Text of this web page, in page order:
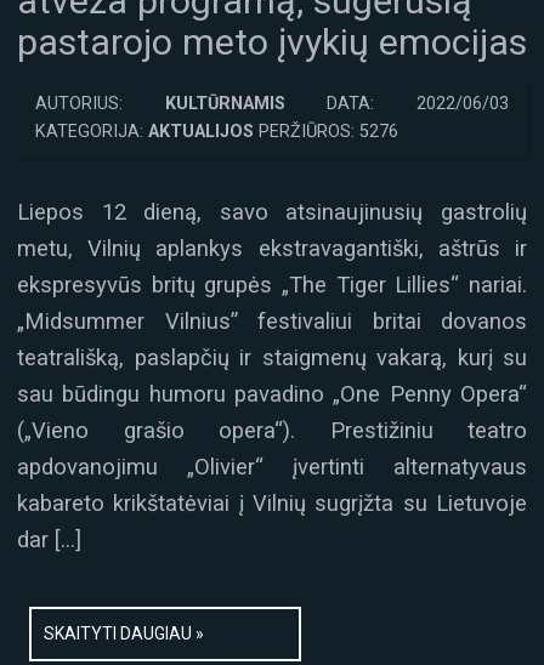
pastarojo meto įvykių emocijas
AUTORIUS: KULTŪRNAMIS DATA: 2022/06/03
KATEGORIJA: AKTUALIJOS PERŽIŪROS: 5276
Liepos 12 dieną, savo atsinaujinusių gastrolių
metu, Vilnių aplankys ekstravagantiški, aštrūs ir
ekspresyvūs britų grupės „The Tiger Lillies“ nariai.
„Midsummer Vilnius” festivaliui britai dovanos
teatrališką, paslapčių ir staigmenų vakarą, kurį su
sau būdingu humoru pavadino „One Penny Opera“
(„Vieno grašio opera“). Prestižiniu teatro
apdovanojimu „Olivier“ įvertinti alternatyvaus
kabareto krikštatėviai į Vilnių sugrįžta su Lietuvoje
dar […]
SKAITYTI DAUGIAU »